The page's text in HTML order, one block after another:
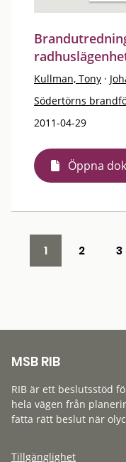
Kullman, Tony ·
Södertörns
2011-04-29
Öppna
1 2 3
MSB RIB
RIB är ett beslutsstöd
hela vägen från
fatta rätt beslut när
Tillgänglighet